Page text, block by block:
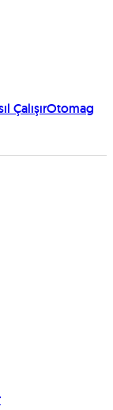
ÇalışırOtomag